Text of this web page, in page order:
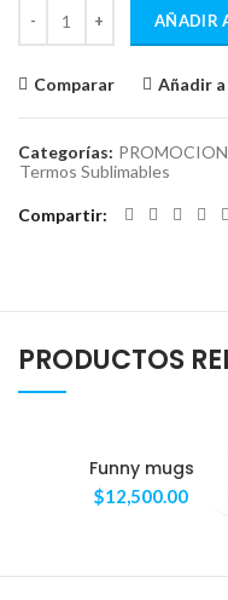
AÑADIR
Comparar Añadir
Categorías:
Termos Sublimables
Compartir
PRODUCTOS
Funny mugs
$12,500.00